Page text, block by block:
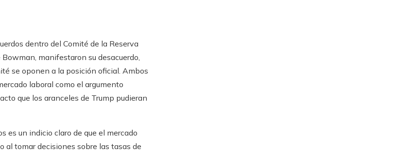
dentro del Comité de la Reserva
manifestaron su desacuerdo,
se oponen a la posición oficial. Ambos
laboral como el argumento
que los aranceles de Trump pudieran
es un indicio claro de que el mercado
al tomar decisiones sobre las tasas de